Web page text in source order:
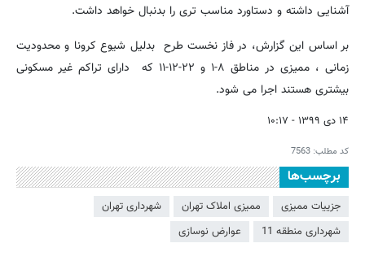
آشنایی داشته و دستاورد مناسب تری را بدنبال خواهد داشت.
بر اساس این گزارش، در فاز نخست طرح بدلیل شیوع کرونا و محدودیت
زمانی ، ممیزی در مناطق ۸-۱ و ۲۲-۱۲-۱۱ که دارای تراکم غیر مسکونی
بیشتری هستند اجرا می شود.
۱۴ دی ۱۳۹۹ - ۱۰:۱۷
کد مطلب: 7563
برچسب‌ها
جزییات ممیزی ممیزی املاک تهران
شهرداری تهران
شهرداری منطقه 11
عوارض نوسازی